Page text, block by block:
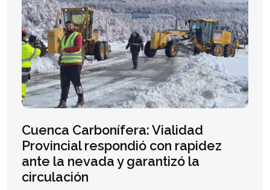
Cuenca Carbonífera: Vialidad
Provincial respondió con rapidez
ante la nevada y garantizó la
circulación